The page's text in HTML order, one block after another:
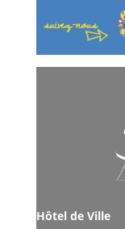
Hôtel de Ville